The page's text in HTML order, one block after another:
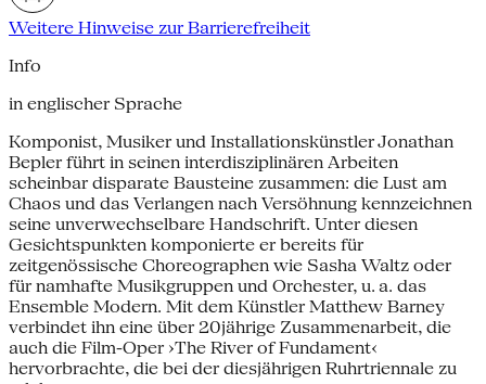
Weitere Hinweise zur Barrierefreiheit
Info
in englischer Sprache
Komponist, Musiker und Installationskünstler Jonathan
Bepler führt in seinen interdisziplinären Arbeiten
scheinbar disparate Bausteine zusammen: die Lust am
Chaos und das Verlangen nach Versöhnung kennzeichnen
seine unverwechselbare Handschrift. Unter diesen
Gesichtspunkten komponierte er bereits für
zeitgenössische Choreographen wie Sasha Waltz oder
für namhafte Musikgruppen und Orchester, u. a. das
Ensemble Modern. Mit dem Künstler Matthew Barney
verbindet ihn eine über 20jährige Zusammenarbeit, die
auch die Film-Oper ›The River of Fundament‹
hervorbrachte, die bei der diesjährigen Ruhrtriennale zu